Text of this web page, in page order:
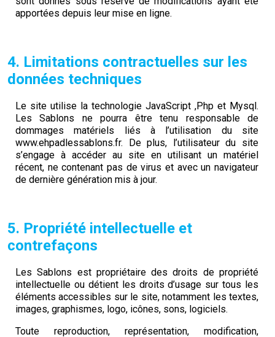
apportées depuis leur mise en ligne.
4. Limitations contractuelles sur les
données techniques
Le site utilise la technologie JavaScript ,Php et Mysql.
Les Sablons ne pourra être tenu responsable de
dommages matériels liés à l’utilisation du site
www.ehpadlessablons.fr. De plus, l’utilisateur du site
s’engage à accéder au site en utilisant un matériel
récent, ne contenant pas de virus et avec un navigateur
de dernière génération mis à jour.
5. Propriété intellectuelle et
contrefaçons
Les Sablons est propriétaire des droits de propriété
intellectuelle ou détient les droits d’usage sur tous les
éléments accessibles sur le site, notamment les textes,
images, graphismes, logo, icônes, sons, logiciels.
Toute reproduction, représentation, modification,